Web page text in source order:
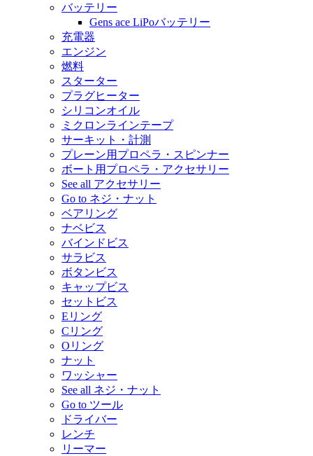
バッテリー
Gens ace LiPoバッテリー
充電器
エンジン
燃料
スターター
プラグヒーター
シリコンオイル
ミクロンラインテープ
サーキット・計測
プレーン用プロペラ・スピンナー
ボート用プロペラ・アクセサリー
See all アクセサリー
Go to ネジ・ナット
ベアリング
ナベビス
バインドビス
サラビス
ボタンビス
キャップビス
セットビス
Eリング
Cリング
Oリング
ナット
ワッシャー
See all ネジ・ナット
Go to ツール
ドライバー
レンチ
リーマー